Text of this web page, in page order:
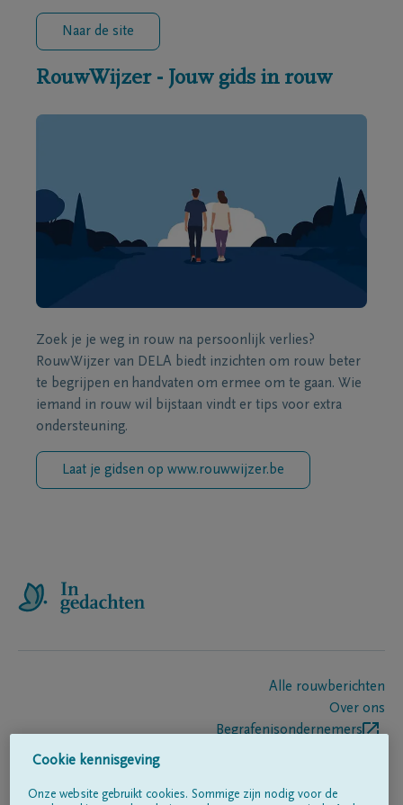
Naar de site
RouwWijzer - Jouw gids in rouw
Zoek je je weg in rouw na persoonlijk verlies?
RouwWijzer van DELA biedt inzichten om rouw beter
te begrijpen en handvaten om ermee om te gaan. Wie
iemand in rouw wil bijstaan vindt er tips voor extra
ondersteuning.
Laat je gidsen op www.rouwwijzer.be
Alle rouwberichten
Over ons
Begrafenisondernemers
Cookie kennisgeving
Onze website gebruikt cookies. Sommige zijn nodig voor de